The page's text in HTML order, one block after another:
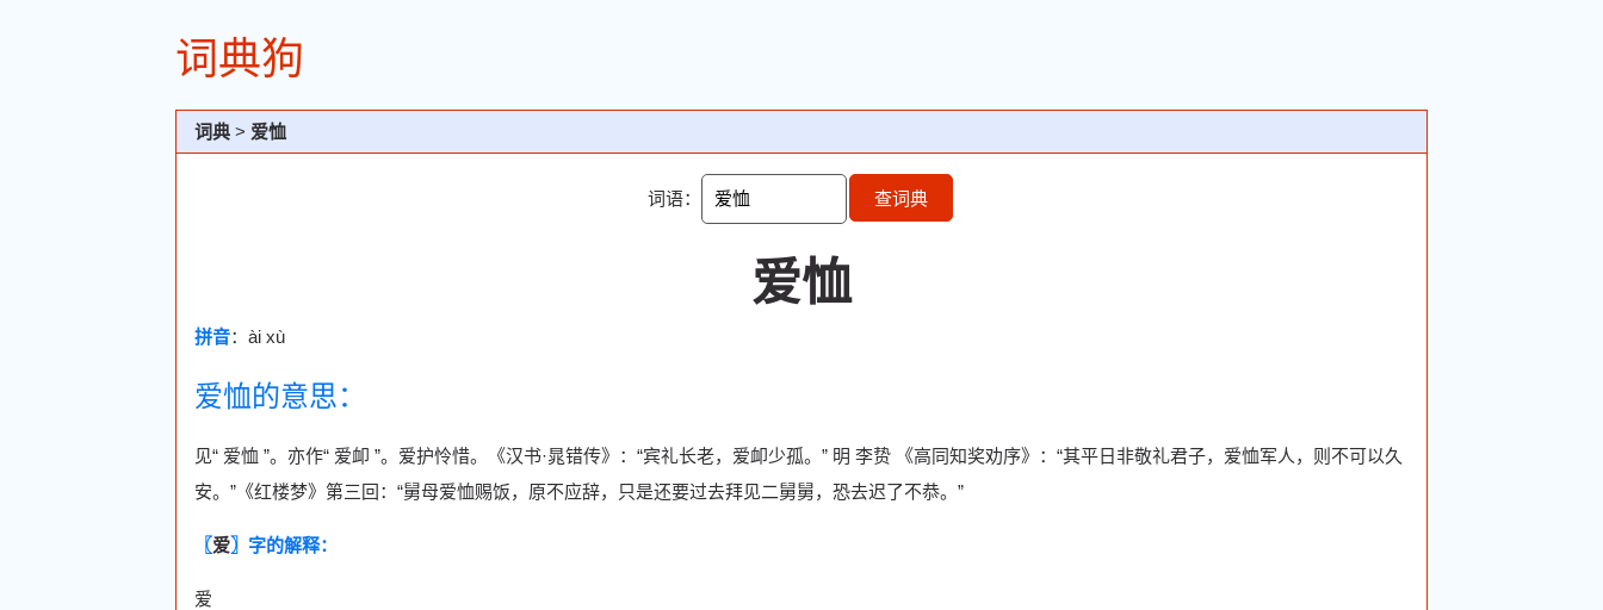
词典狗
词典 > 爱恤
词语： 查词典
爱恤
拼音：ài xù
爱恤的意思：
见“ 爱恤 ”。亦作“ 爱卹 ”。爱护怜惜。《汉书·晁错传》：“宾礼长老，爱卹少孤。” 明 李贽 《高同知奖劝序》：“其平日非敬礼君子，爱恤军人，则不可以久
安。”《红楼梦》第三回：“舅母爱恤赐饭，原不应辞，只是还要过去拜见二舅舅，恐去迟了不恭。”
〖爱〗字的解释：
爱